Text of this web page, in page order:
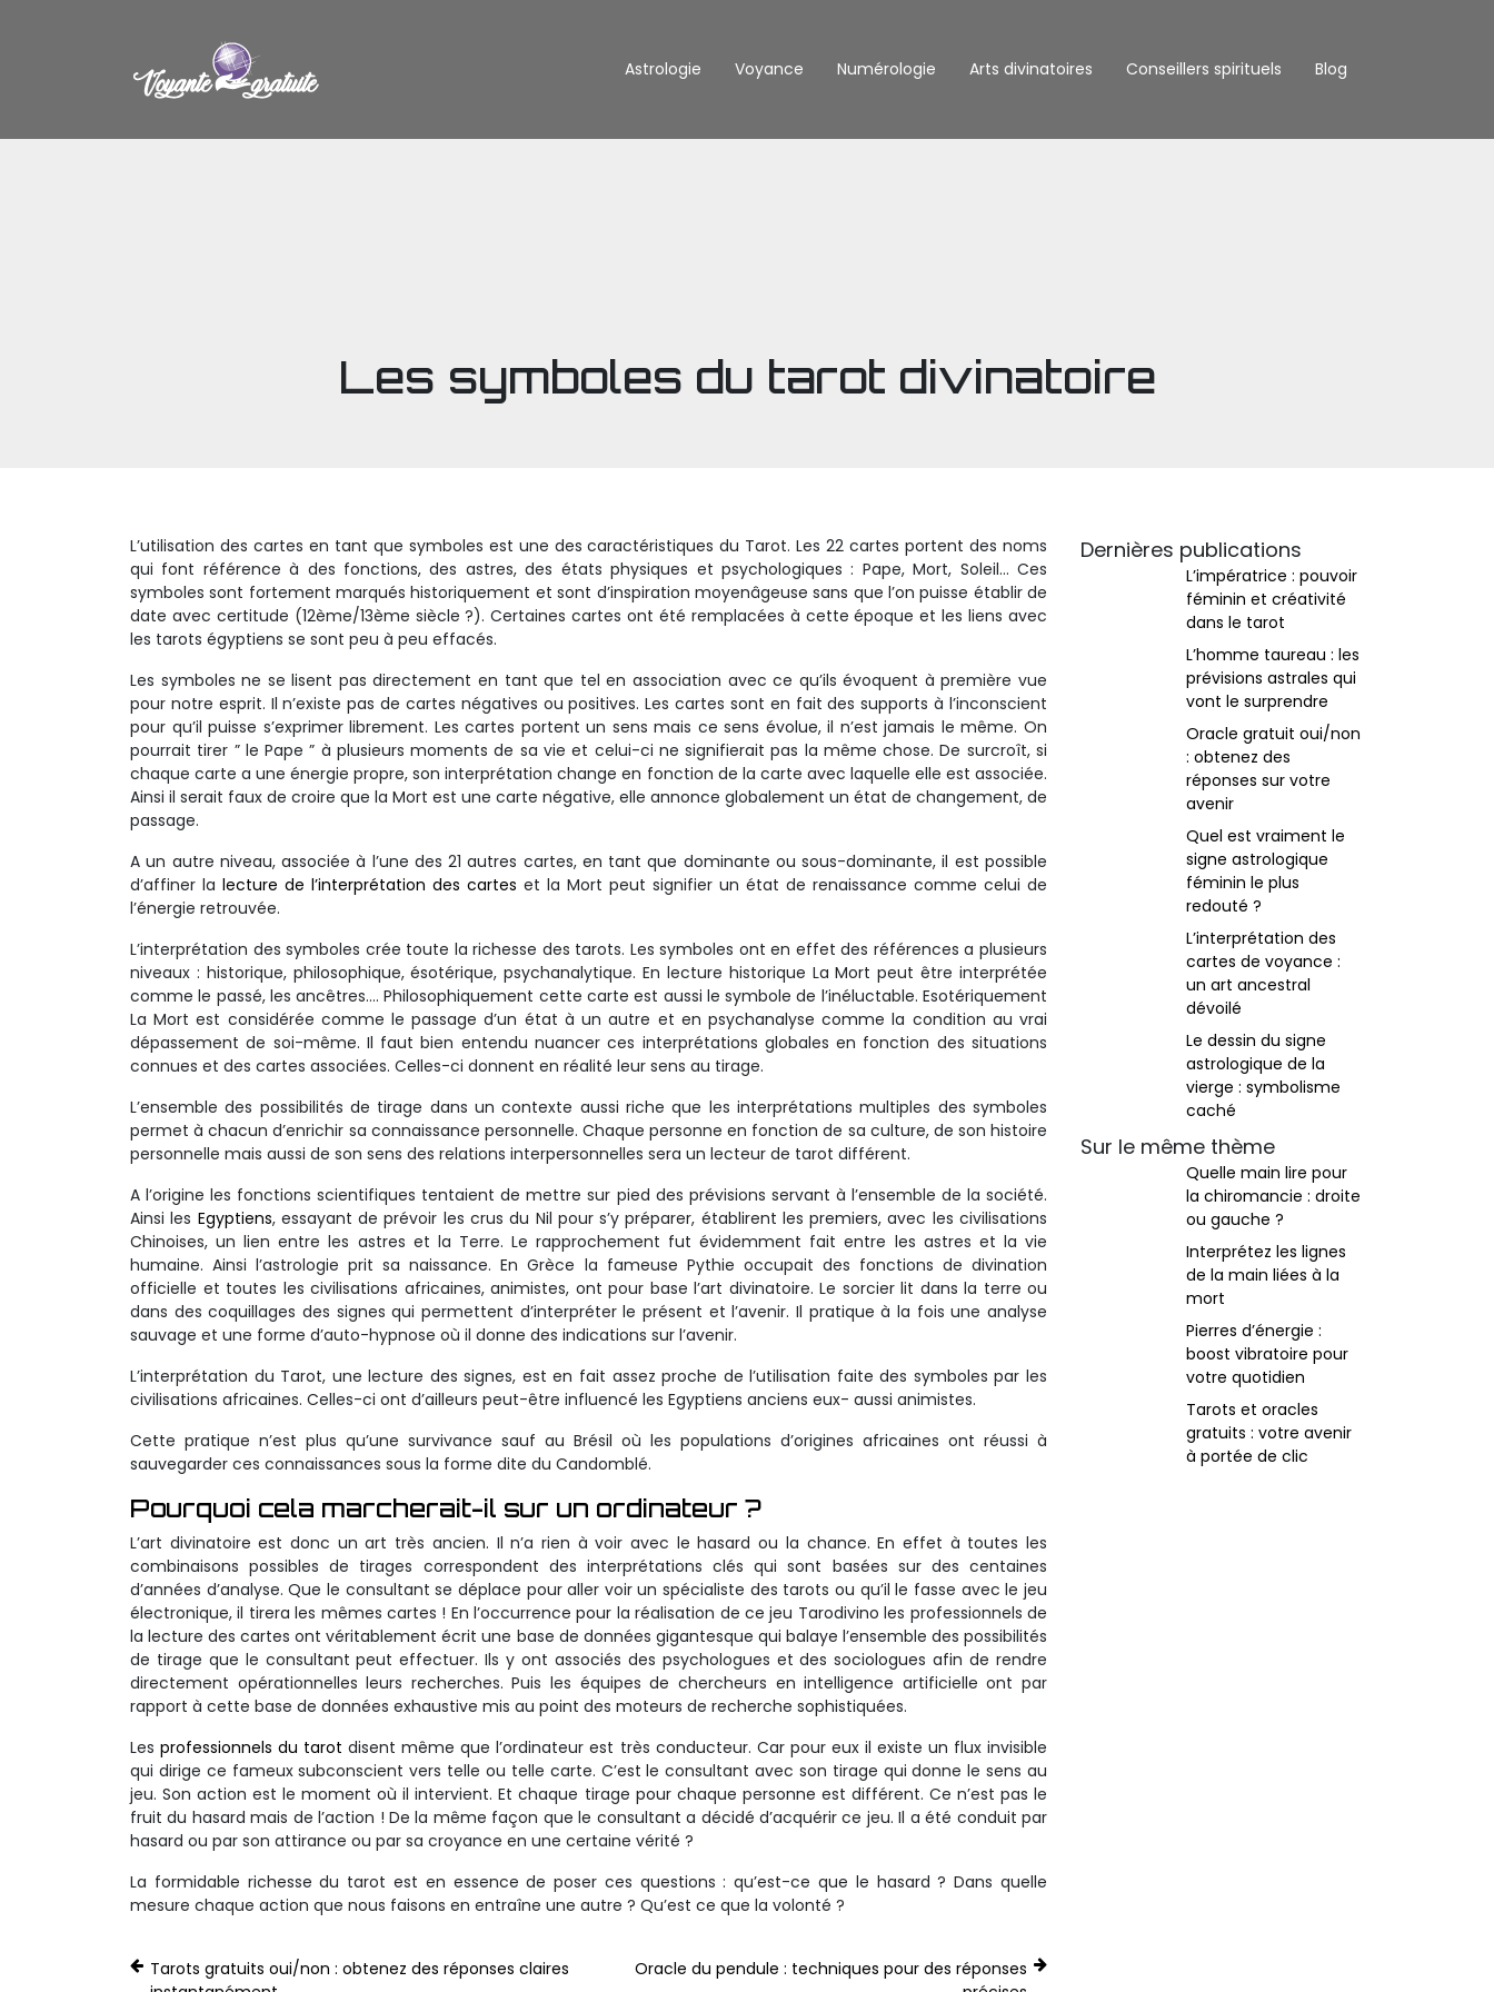
Astrologie Voyance Numérologie Arts divinatoires Conseillers spirituels Blog
Les symboles du tarot divinatoire
L’utilisation des cartes en tant que symboles est une des caractéristiques du Tarot. Les 22 cartes portent des noms
qui font référence à des fonctions, des astres, des états physiques et psychologiques : Pape, Mort, Soleil… Ces
symboles sont fortement marqués historiquement et sont d’inspiration moyenâgeuse sans que l’on puisse établir de
date avec certitude (12ème/13ème siècle ?). Certaines cartes ont été remplacées à cette époque et les liens avec
les tarots égyptiens se sont peu à peu effacés.
Les symboles ne se lisent pas directement en tant que tel en association avec ce qu’ils évoquent à première vue
pour notre esprit. Il n’existe pas de cartes négatives ou positives. Les cartes sont en fait des supports à l’inconscient
pour qu’il puisse s’exprimer librement. Les cartes portent un sens mais ce sens évolue, il n’est jamais le même. On
pourrait tirer ” le Pape ” à plusieurs moments de sa vie et celui-ci ne signifierait pas la même chose. De surcroît, si
chaque carte a une énergie propre, son interprétation change en fonction de la carte avec laquelle elle est associée.
Ainsi il serait faux de croire que la Mort est une carte négative, elle annonce globalement un état de changement, de
passage.
A un autre niveau, associée à l’une des 21 autres cartes, en tant que dominante ou sous-dominante, il est possible
d’affiner la lecture de l’interprétation des cartes et la Mort peut signifier un état de renaissance comme celui de
l’énergie retrouvée.
L’interprétation des symboles crée toute la richesse des tarots. Les symboles ont en effet des références a plusieurs
niveaux : historique, philosophique, ésotérique, psychanalytique. En lecture historique La Mort peut être interprétée
comme le passé, les ancêtres…. Philosophiquement cette carte est aussi le symbole de l’inéluctable. Esotériquement
La Mort est considérée comme le passage d’un état à un autre et en psychanalyse comme la condition au vrai
dépassement de soi-même. Il faut bien entendu nuancer ces interprétations globales en fonction des situations
connues et des cartes associées. Celles-ci donnent en réalité leur sens au tirage.
L’ensemble des possibilités de tirage dans un contexte aussi riche que les interprétations multiples des symboles
permet à chacun d’enrichir sa connaissance personnelle. Chaque personne en fonction de sa culture, de son histoire
personnelle mais aussi de son sens des relations interpersonnelles sera un lecteur de tarot différent.
A l’origine les fonctions scientifiques tentaient de mettre sur pied des prévisions servant à l’ensemble de la société.
Ainsi les Egyptiens, essayant de prévoir les crus du Nil pour s’y préparer, établirent les premiers, avec les civilisations
Chinoises, un lien entre les astres et la Terre. Le rapprochement fut évidemment fait entre les astres et la vie
humaine. Ainsi l’astrologie prit sa naissance. En Grèce la fameuse Pythie occupait des fonctions de divination
officielle et toutes les civilisations africaines, animistes, ont pour base l’art divinatoire. Le sorcier lit dans la terre ou
dans des coquillages des signes qui permettent d’interpréter le présent et l’avenir. Il pratique à la fois une analyse
sauvage et une forme d’auto-hypnose où il donne des indications sur l’avenir.
L’interprétation du Tarot, une lecture des signes, est en fait assez proche de l’utilisation faite des symboles par les
civilisations africaines. Celles-ci ont d’ailleurs peut-être influencé les Egyptiens anciens eux- aussi animistes.
Cette pratique n’est plus qu’une survivance sauf au Brésil où les populations d’origines africaines ont réussi à
sauvegarder ces connaissances sous la forme dite du Candomblé.
Pourquoi cela marcherait-il sur un ordinateur ?
L’art divinatoire est donc un art très ancien. Il n’a rien à voir avec le hasard ou la chance. En effet à toutes les
combinaisons possibles de tirages correspondent des interprétations clés qui sont basées sur des centaines
d’années d’analyse. Que le consultant se déplace pour aller voir un spécialiste des tarots ou qu’il le fasse avec le jeu
électronique, il tirera les mêmes cartes ! En l’occurrence pour la réalisation de ce jeu Tarodivino les professionnels de
la lecture des cartes ont véritablement écrit une base de données gigantesque qui balaye l’ensemble des possibilités
de tirage que le consultant peut effectuer. Ils y ont associés des psychologues et des sociologues afin de rendre
directement opérationnelles leurs recherches. Puis les équipes de chercheurs en intelligence artificielle ont par
rapport à cette base de données exhaustive mis au point des moteurs de recherche sophistiquées.
Lesprofessionnels du tarot disent même que l’ordinateur est très conducteur. Car pour eux il existe un flux invisible
qui dirige ce fameux subconscient vers telle ou telle carte. C’est le consultant avec son tirage qui donne le sens au
jeu. Son action est le moment où il intervient. Et chaque tirage pour chaque personne est différent. Ce n’est pas le
fruit du hasard mais de l’action ! De la même façon que le consultant a décidé d’acquérir ce jeu. Il a été conduit par
hasard ou par son attirance ou par sa croyance en une certaine vérité ?
La formidable richesse du tarot est en essence de poser ces questions : qu’est-ce que le hasard ? Dans quelle
mesure chaque action que nous faisons en entraîne une autre ? Qu’est ce que la volonté ?
Tarots gratuits oui/non : obtenez des réponses claires
Oracle du pendule : techniques pour des réponses
Dernières publications
L’impératrice : pouvoir
féminin et créativité
dans le tarot
L’homme taureau : les
prévisions astrales qui
vont le surprendre
Oracle gratuit oui/non
: obtenez des
réponses sur votre
avenir
Quel est vraiment le
signe astrologique
féminin le plus
redouté ?
L’interprétation des
cartes de voyance :
un art ancestral
dévoilé
Le dessin du signe
astrologique de la
vierge : symbolisme
caché
Sur le même thème
Quelle main lire pour
la chiromancie : droite
ou gauche ?
Interprétez les lignes
de la main liées à la
mort
Pierres d’énergie :
boost vibratoire pour
votre quotidien
Tarots et oracles
gratuits : votre avenir
à portée de clic